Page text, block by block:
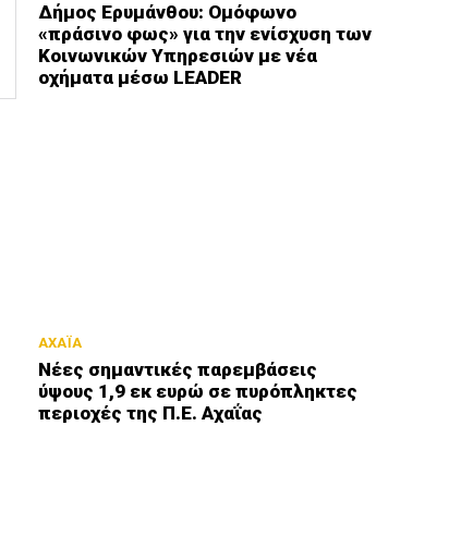
Δήμος Ερυμάνθου: Ομόφωνο
«πράσινο φως» για την ενίσχυση των
Κοινωνικών Υπηρεσιών με νέα
οχήματα μέσω LEADER
ΑΧΑΪΑ
Νέες σημαντικές παρεμβάσεις
ύψους 1,9 εκ ευρώ σε πυρόπληκτες
περιοχές της Π.Ε. Αχαΐας